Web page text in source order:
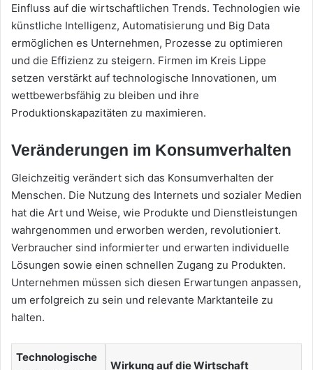
Einfluss auf die wirtschaftlichen Trends. Technologien wie
künstliche Intelligenz, Automatisierung und Big Data
ermöglichen es Unternehmen, Prozesse zu optimieren
und die Effizienz zu steigern. Firmen im Kreis Lippe
setzen verstärkt auf technologische Innovationen, um
wettbewerbsfähig zu bleiben und ihre
Produktionskapazitäten zu maximieren.
Veränderungen im Konsumverhalten
Gleichzeitig verändert sich das Konsumverhalten der
Menschen. Die Nutzung des Internets und sozialer Medien
hat die Art und Weise, wie Produkte und Dienstleistungen
wahrgenommen und erworben werden, revolutioniert.
Verbraucher sind informierter und erwarten individuelle
Lösungen sowie einen schnellen Zugang zu Produkten.
Unternehmen müssen sich diesen Erwartungen anpassen,
um erfolgreich zu sein und relevante Marktanteile zu
halten.
Technologische
Wirkung auf die Wirtschaft